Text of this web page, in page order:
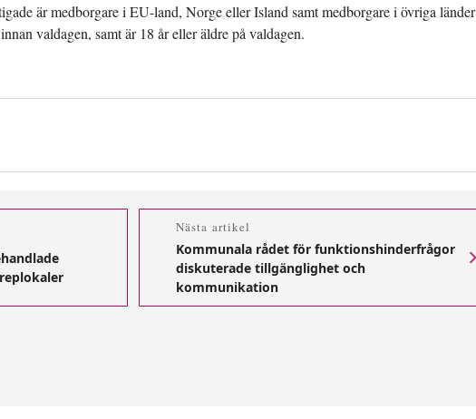
är medborgare i EU-land, Norge eller Island samt medborgare i övriga länder
valdagen, samt är 18 år eller äldre på valdagen.
Nästa artikel
Kommunala rådet för funktionshinderfrågor
diskuterade tillgänglighet och
kommunikation